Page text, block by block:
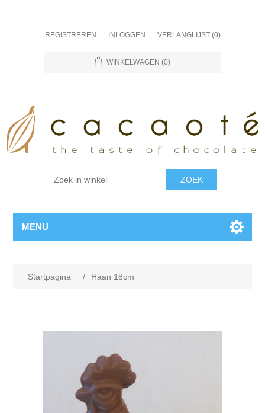
REGISTREREN INLOGGEN VERLANGLIJST (0)
WINKELWAGEN (0)
MENU
Startpagina / Haan 18cm